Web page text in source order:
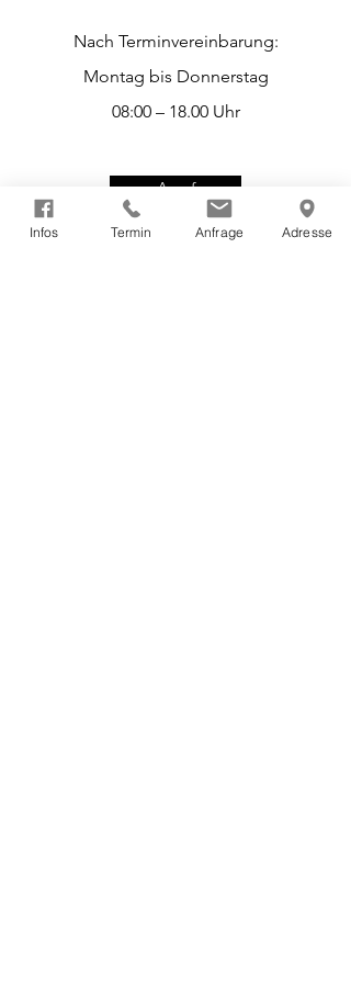
Nach Terminvereinbarung:
Montag bis Donnerstag
08:00 – 18.00 Uhr
Anruf
Infos Termin Anfrage Adresse